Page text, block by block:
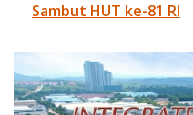
Sambut HUT ke-81 RI